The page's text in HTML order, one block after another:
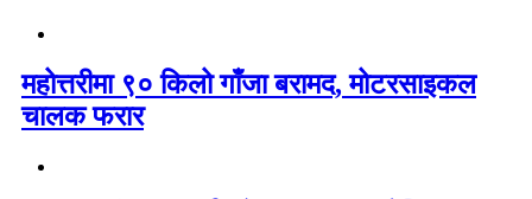
महोत्तरीमा ९० किलो गाँजा बरामद, मोटरसाइकल
चालक फरार